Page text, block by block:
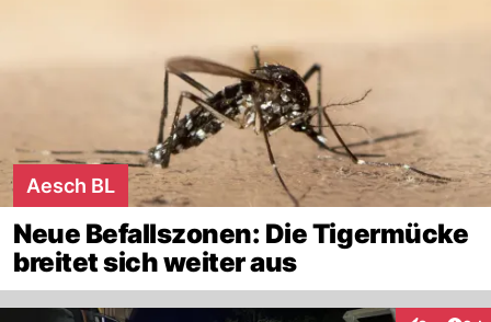
Aesch BL
Neue Befallszonen: Die Tigermücke
breitet sich weiter aus